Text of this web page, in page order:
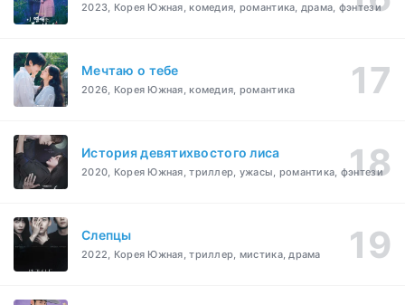
2023, Корея Южная, комедия, романтика, драма, фэнтези
Мечтаю о тебе
2026, Корея Южная, комедия, романтика
История девятихвостого лиса
2020, Корея Южная, триллер, ужасы, романтика, фэнтези
Слепцы
2022, Корея Южная, триллер, мистика, драма